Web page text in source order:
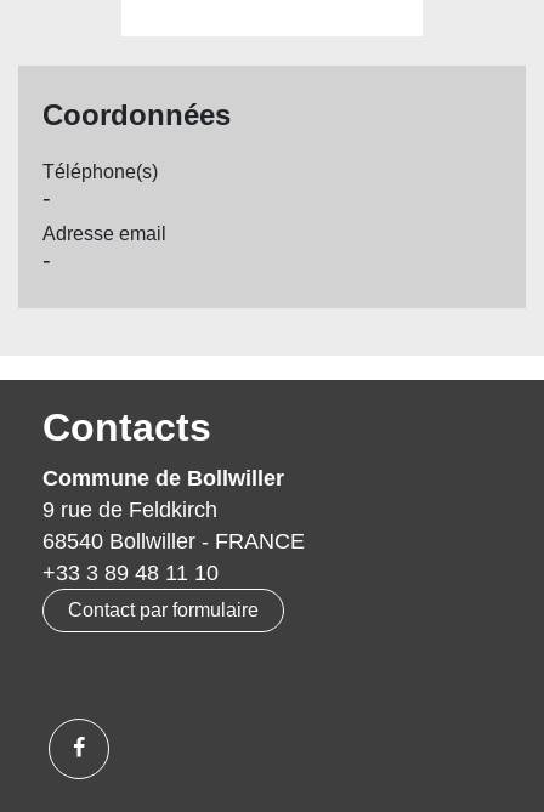
Coordonnées
Téléphone(s)
-
Adresse email
-
Contacts
Commune de Bollwiller
9 rue de Feldkirch
68540 Bollwiller - FRANCE
+33 3 89 48 11 10
Contact par formulaire